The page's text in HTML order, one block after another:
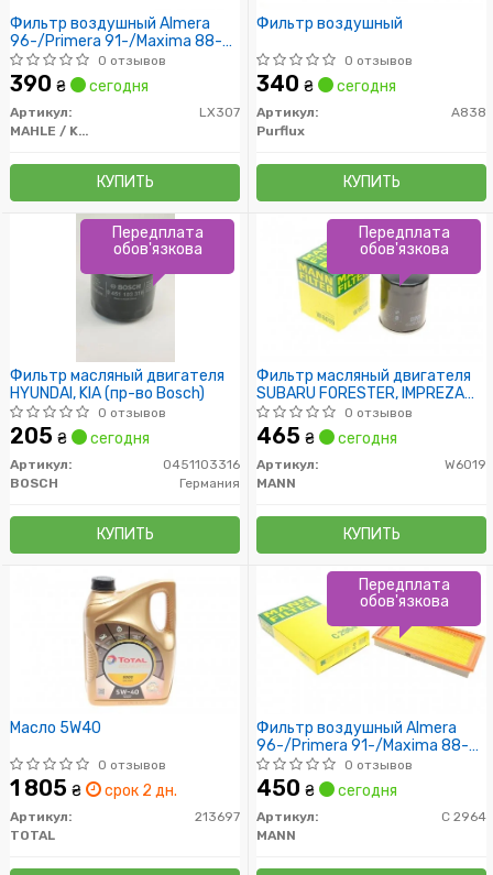
Фильтр воздушный Almera
96-/Primera 91-/Maxima 88-
04/Murano 03-0 отзывов
390 ₴ сегодня
Артикул:
LX307
MAHLE / KNECHT
КУПИТЬ
Фильтр воздушный
0 отзывов
340 ₴ сегодня
Артикул:
A838
Purflux
КУПИТЬ
Фильтр масляный двигателя
HYUNDAI, KIA (пр-во Bosch)
0 отзывов
205 ₴ сегодня
Артикул:
0451103316
BOSCH
Германия
КУПИТЬ
Передплата
обов'язкова
Фильтр масляный двигателя
SUBARU FORESTER, IMPREZA
1.6, 2.0 10- (пр-во MANN)
0 отзывов
465 ₴ сегодня
Артикул:
W6019
MANN
КУПИТЬ
Передплата
обов'язкова
Масло 5W40
0 отзывов
1 805 ₴ срок 2 дн.
Артикул:
213697
TOTAL
Фильтр воздушный Almera
96-/Primera 91-/Maxima 88-
04/Murano 03-0 отзывов
450 ₴ сегодня
Артикул:
C 2964
MANN
Передплата
обов'язкова